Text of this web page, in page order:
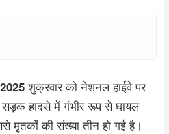
शुक्रवार को नेशनल हाईवे पर
सड़क हादसे में गंभीर रूप से घायल
मृतकों की संख्या तीन हो गई है।